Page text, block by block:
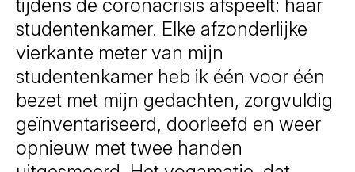
tijdens de coronacrisis afspeelt: haar
studentenkamer. Elke afzonderlijke
vierkante meter van mijn
studentenkamer heb ik één voor één
bezet met mijn gedachten, zorgvuldig
geïnventariseerd, doorleefd en weer
opnieuw met twee handen